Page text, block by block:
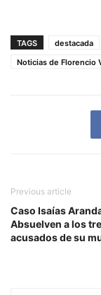
TAGS
destacada
Noticias de Florencio
Previous article
Caso Isaías
Absuelven a los
acusados de su